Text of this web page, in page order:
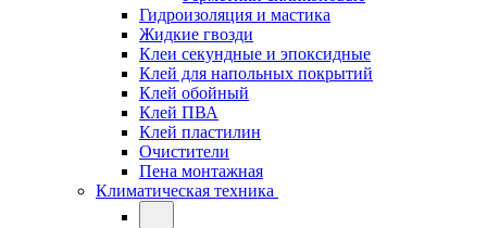
Гидроизоляция и мастика
Жидкие гвозди
Клеи секундные и эпоксидные
Клей для напольных покрытий
Клей обойный
Клей ПВА
Клей пластилин
Очистители
Пена монтажная
Климатическая техника